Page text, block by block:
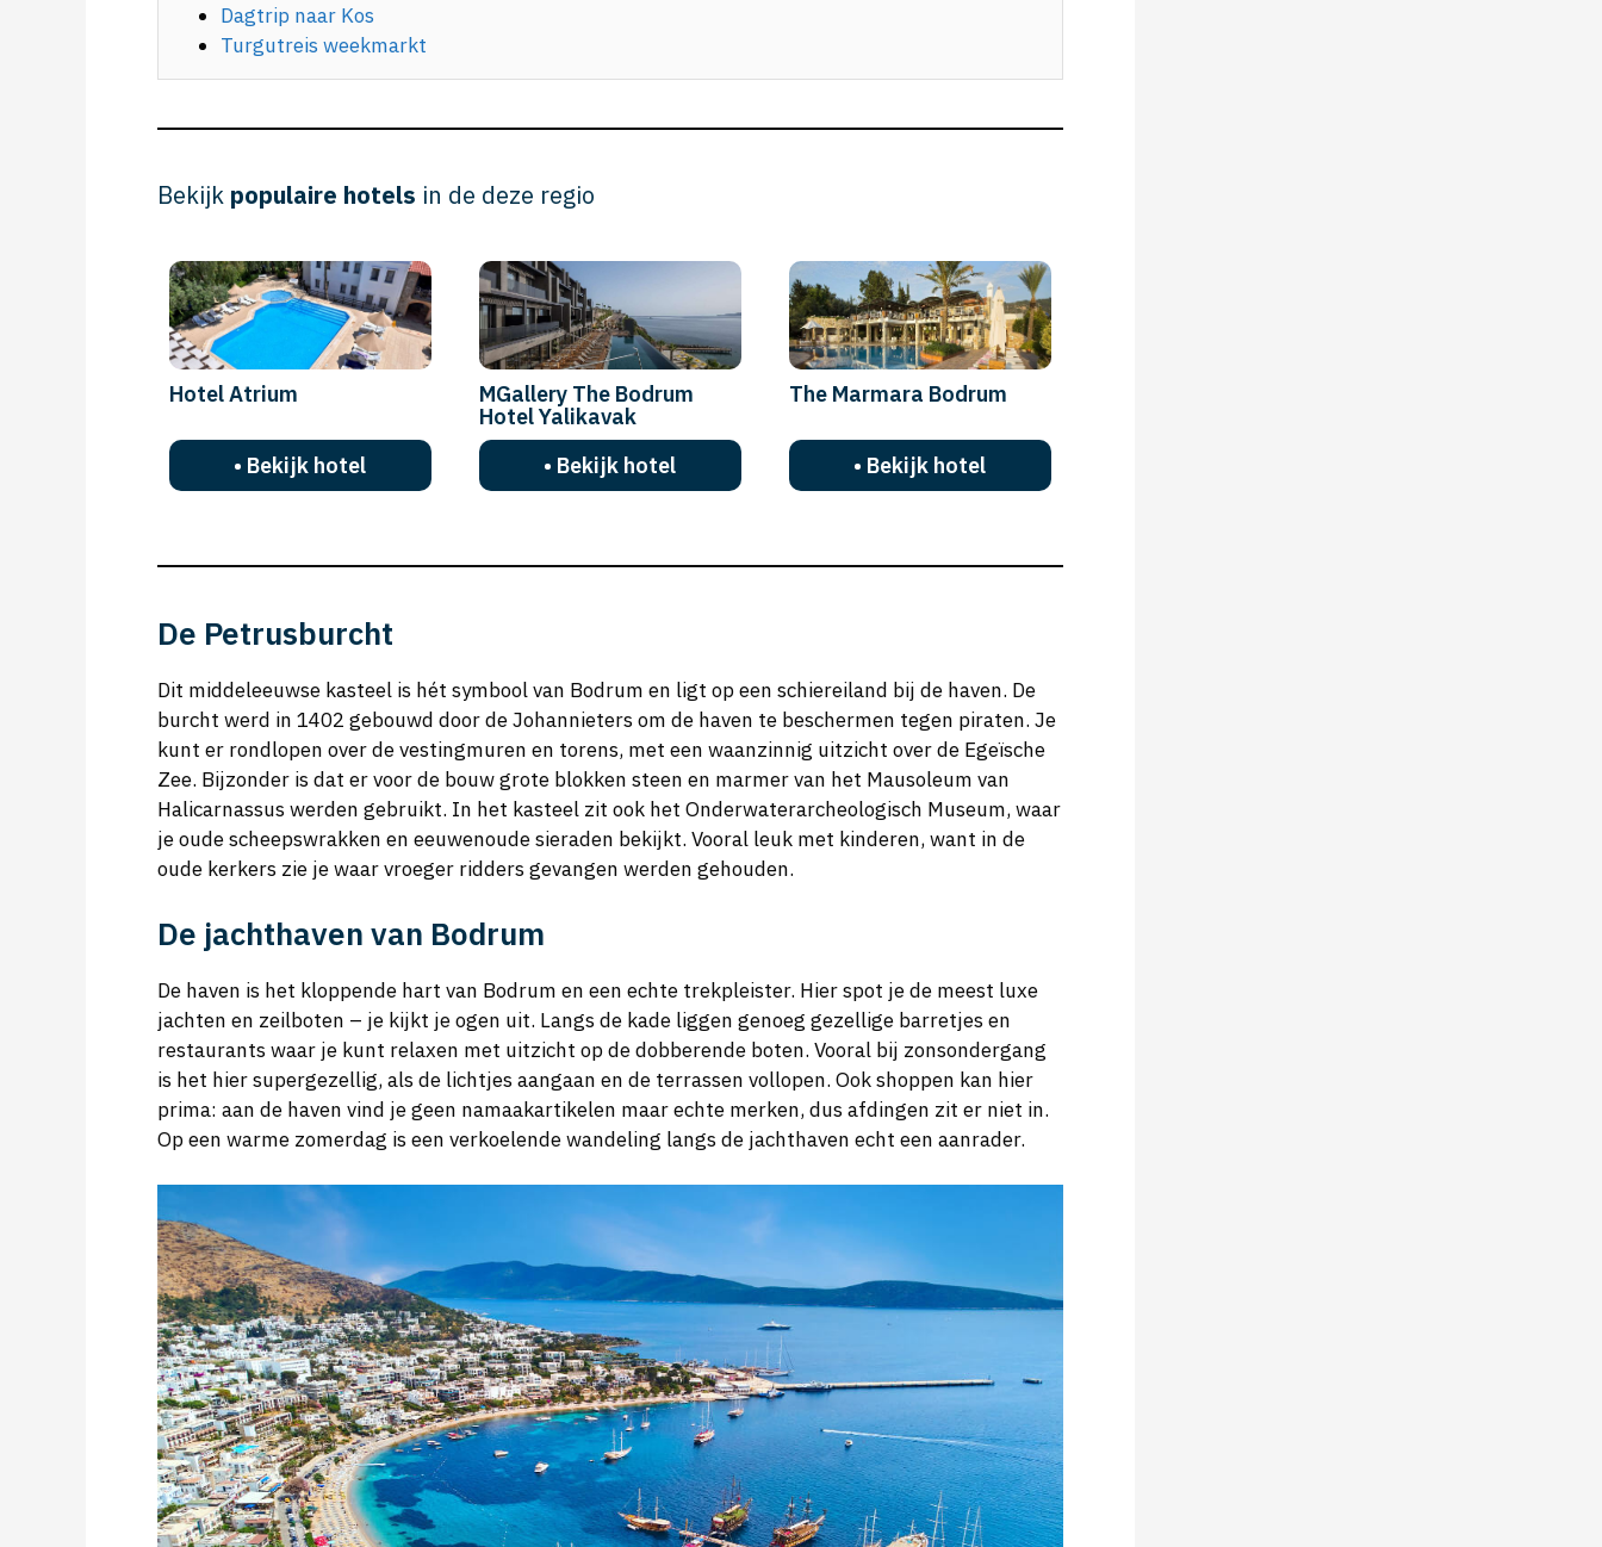
Dagtrip naar Kos
Turgutreis weekmarkt
Bekijk populaire hotels in de deze regio
Hotel Atrium
• Bekijk hotel
MGallery The Bodrum
Hotel Yalikavak
• Bekijk hotel
The Marmara Bodrum
• Bekijk hotel
De Petrusburcht
Dit middeleeuwse kasteel is hét symbool van Bodrum en ligt op een schiereiland bij de haven. De
burcht werd in 1402 gebouwd door de Johannieters om de haven te beschermen tegen piraten. Je
kunt er rondlopen over de vestingmuren en torens, met een waanzinnig uitzicht over de Egeïsche
Zee. Bijzonder is dat er voor de bouw grote blokken steen en marmer van het Mausoleum van
Halicarnassus werden gebruikt. In het kasteel zit ook het Onderwaterarcheologisch Museum, waar
je oude scheepswrakken en eeuwenoude sieraden bekijkt. Vooral leuk met kinderen, want in de
oude kerkers zie je waar vroeger ridders gevangen werden gehouden.
De jachthaven van Bodrum
De haven is het kloppende hart van Bodrum en een echte trekpleister. Hier spot je de meest luxe
jachten en zeilboten – je kijkt je ogen uit. Langs de kade liggen genoeg gezellige barretjes en
restaurants waar je kunt relaxen met uitzicht op de dobberende boten. Vooral bij zonsondergang
is het hier supergezellig, als de lichtjes aangaan en de terrassen vollopen. Ook shoppen kan hier
prima: aan de haven vind je geen namaakartikelen maar echte merken, dus afdingen zit er niet in.
Op een warme zomerdag is een verkoelende wandeling langs de jachthaven echt een aanrader.